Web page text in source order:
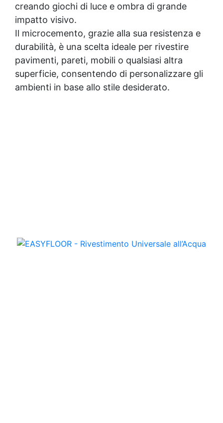
creando giochi di luce e ombra di grande
impatto visivo.
Il microcemento, grazie alla sua resistenza e
durabilità, è una scelta ideale per rivestire
pavimenti, pareti, mobili o qualsiasi altra
superficie, consentendo di personalizzare gli
ambienti in base allo stile desiderato.